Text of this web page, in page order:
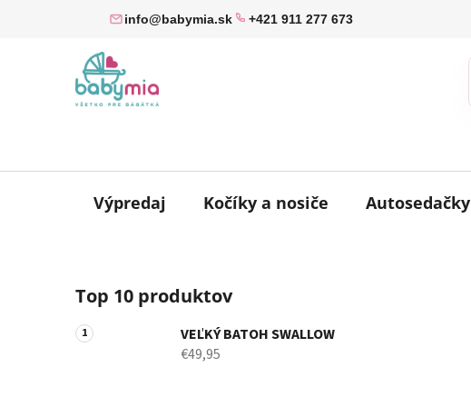
info@babymia.sk +421 911 277 673
Výpredaj Kočíky a nosiče Autosedačky
o
č
n
Top 10 produktov
VEĽKÝ BATOH SWALLOW
€49,95